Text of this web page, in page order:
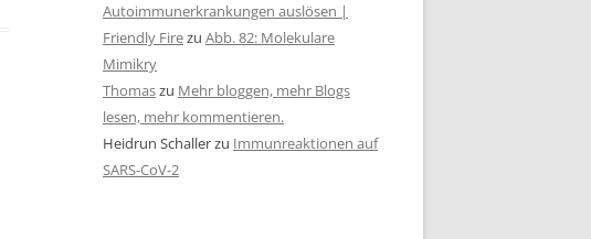
Autoimmunerkrankungen auslösen |
Friendly Firezu Abb. 82: Molekulare
Mimikry
Thomaszu Mehr bloggen, mehr Blogs
lesen, mehr kommentieren.
Heidrun Schallerzu Immunreaktionen auf
SARS-CoV-2